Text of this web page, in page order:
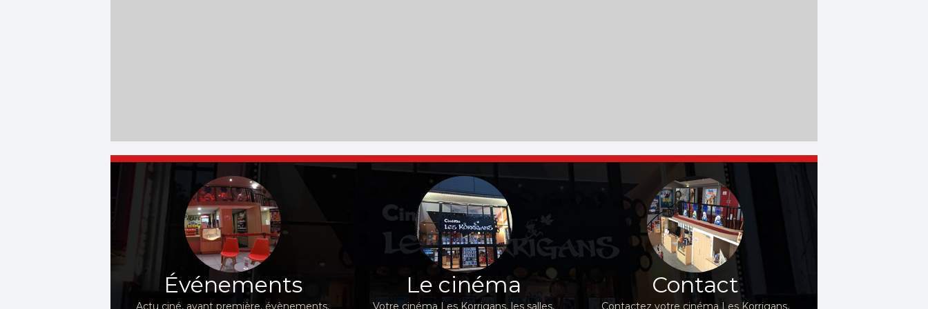
Événements
Actu ciné, avant première, évènements,
Le cinéma
Votre cinéma Les Korrigans, les salles,
Contact
Contactez votre cinéma Les Korrigans,